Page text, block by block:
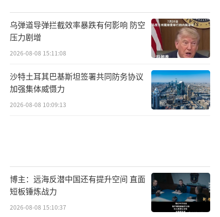
乌弹道导弹拦截效率暴跌有何影响 防空
压力剧增
2026-08-08 15:11:08
沙特土耳其巴基斯坦签署共同防务协议
加强集体威慑力
2026-08-08 10:09:13
博主：远海反潜中国还有提升空间 直面
短板锤炼战力
2026-08-08 15:10:37